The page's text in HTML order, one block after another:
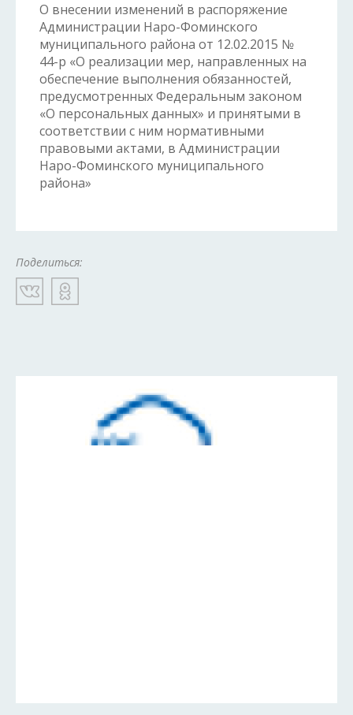
О внесении изменений в распоряжение
Администрации Наро-Фоминского
муниципального района от 12.02.2015 №
44-р «О реализации мер, направленных на
обеспечение выполнения обязанностей,
предусмотренных Федеральным законом
«О персональных данных» и принятыми в
соответствии с ним нормативными
правовыми актами, в Администрации
Наро-Фоминского муниципального
района»
Поделиться: